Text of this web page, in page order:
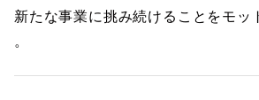
新たな事業に挑み続けることをモッ
。